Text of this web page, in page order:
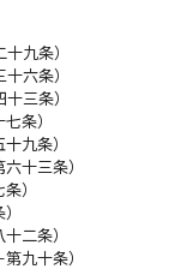
九条）
六条）
三条）
条）
九条）
十三条）
）
二条）
九十条）